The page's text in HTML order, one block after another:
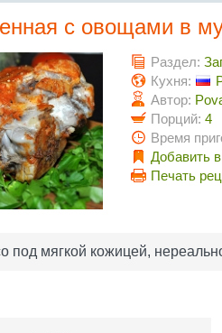
с овощами в
Раздел:
Кухня:
Автор:
Порций: 4
Время
Добавить
Печать
под мягкой кожицей,